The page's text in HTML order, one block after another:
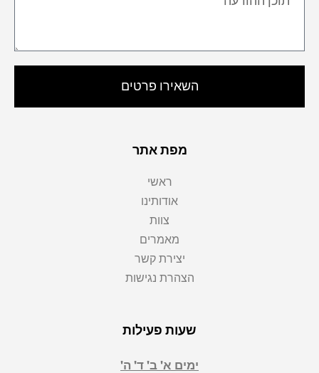
השאירו פרטים
מפת אתר
ראשי
אודותינו
צוות
מאמרים
יצירת קשר
הצהרת נגישות
שעות פעילות
ימים א' ב' ד' ה'